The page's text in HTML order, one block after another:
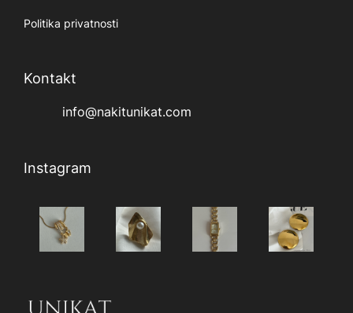
Politika privatnosti
Kontakt
info@nakitunikat.com
Instagram